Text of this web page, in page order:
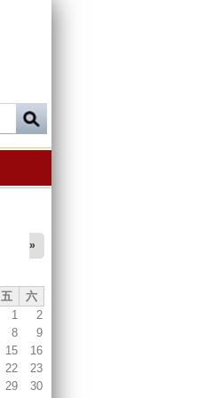
»
五
六
1
2
8
9
15
16
22
23
29
30